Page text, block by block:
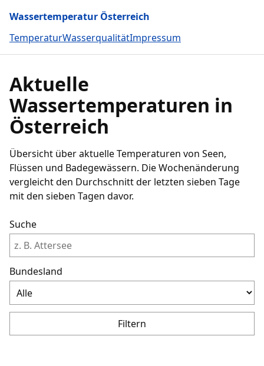
Wassertemperatur Österreich
TemperaturWasserqualitätImpressum
Aktuelle
Wassertemperaturen in
Österreich
Übersicht über aktuelle Temperaturen von Seen,
Flüssen und Badegewässern. Die Wochenänderung
vergleicht den Durchschnitt der letzten sieben Tage
mit den sieben Tagen davor.
Suche
Bundesland
Filtern